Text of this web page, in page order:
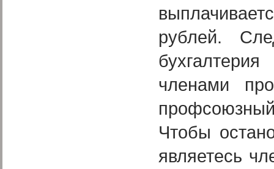
рублей.
членами
Чтобы
являетесь